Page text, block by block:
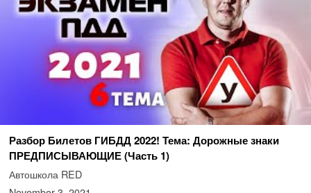
Разбор Билетов ГИБДД 2022! Тема: Дорожные знаки
ПРЕДПИСЫВАЮЩИЕ (Часть 1)
Автошкола RED